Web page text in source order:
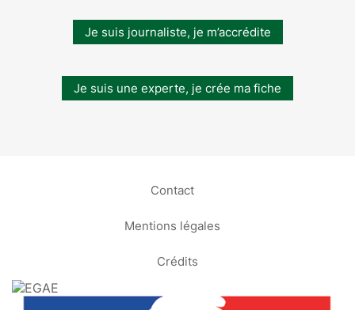
Je suis journaliste, je m’accrédite
Je suis une experte, je crée ma fiche
Contact
Mentions légales
Crédits